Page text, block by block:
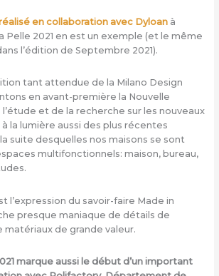
en collaboration avec Dyloanà
Pelle 2021 en est un exemple (et le même
l’édition de Septembre 2021).
tant attendue de la Milano Design
en avant-première la Nouvelle
et de la recherche sur les nouveaux
la lumière aussi des plus récentes
suite desquelles nos maisons se sont
multifonctionnels: maison, bureau,
l’expression du savoir-faire Made in
presque maniaque de détails de
de grande valeur.
marque aussi le début d’un important